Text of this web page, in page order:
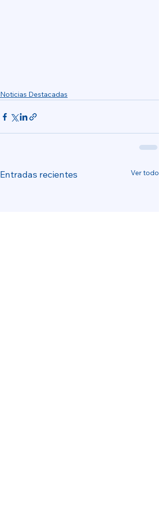
Noticias Destacadas
Entradas recientes Ver todo